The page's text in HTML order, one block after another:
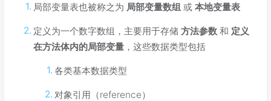
局部变量表也被称之为 局部变量数组 或本地变量表
定义为一个数字数组，主要用于存储方法参数 和 定义
在方法体内的局部变量 ，这些数据类型包括
各类基本数据类型
对象引用（reference）